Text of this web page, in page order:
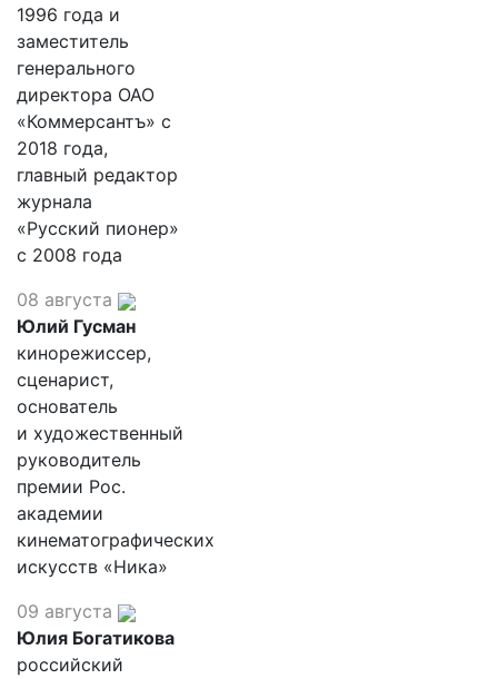
1996 года и
заместитель
генерального
директора ОАО
«Коммерсантъ» с
2018 года,
главный редактор
журнала
«Русский пионер»
с 2008 года
08 августа
Юлий Гусман
кинорежиссер,
сценарист,
основатель
и художественный
руководитель
премии Рос.
академии
кинематографических
искусств «Ника»
09 августа
Юлия Богатикова
российский